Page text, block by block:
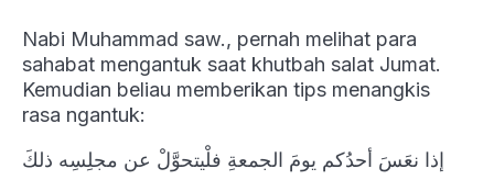
Nabi Muhammad saw., pernah melihat para
sahabat mengantuk saat khutbah salat Jumat.
Kemudian beliau memberikan tips menangkis
rasa ngantuk:
إذا نعَسَ أحدُكم يومَ الجمعةِ فلْيتحوَّلْ عن مجلِسِه ذلكَ